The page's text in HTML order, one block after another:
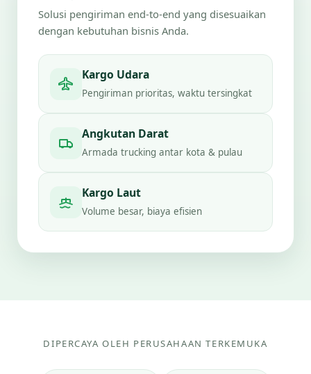
Solusi pengiriman end-to-end yang disesuaikan
dengan kebutuhan bisnis Anda.
Kargo Udara
Pengiriman prioritas, waktu tersingkat
Angkutan Darat
Armada trucking antar kota & pulau
Kargo Laut
Volume besar, biaya efisien
DIPERCAYA OLEH PERUSAHAAN TERKEMUKA